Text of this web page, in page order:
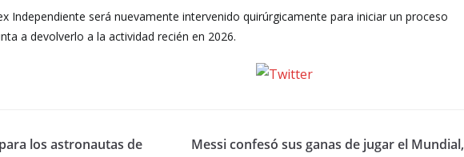
Independiente será nuevamente intervenido quirúrgicamente para iniciar un proceso
a devolverlo a la actividad recién en 2026.
en Facebook
los astronautas de
Messi confesó sus ganas de jugar el Mundial,